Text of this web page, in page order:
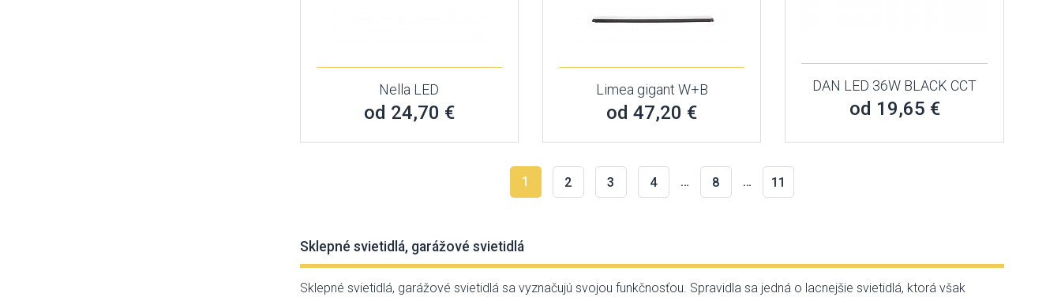
Nella LED
od 24,70 €
Limea gigant W+B
od 47,20 €
DAN LED 36W BLACK CCT
od 19,65 €
1 2 3 4 … 8 … 11
Sklepné svietidlá, garážové svietidlá
Sklepné svietidlá, garážové svietidlá sa vyznačujú svojou funkčnosťou. Spravidla sa jedná o lacnejšie svietidlá, ktorá však